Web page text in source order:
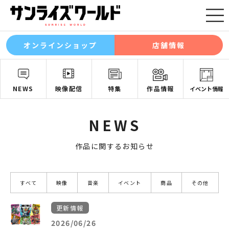
オンラインショップ 店舗情報
NEWS 映像配信 特集 作品情報 イベント情報
NEWS
作品に関するお知らせ
すべて 映像 音楽 イベント 商品 その他
更新情報
2026/06/26